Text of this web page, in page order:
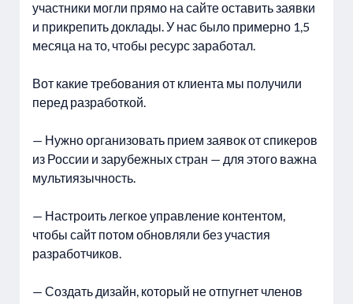
участники могли прямо на сайте оставить заявки
и прикрепить доклады. У нас было примерно 1,5
месяца на то, чтобы ресурс заработал.
Вот какие требования от клиента мы получили
перед разработкой.
— Нужно организовать прием заявок от спикеров
из России и зарубежных стран — для этого важна
мультиязычность.
— Настроить легкое управление контентом,
чтобы сайт потом обновляли без участия
разработчиков.
— Создать дизайн, который не отпугнет членов